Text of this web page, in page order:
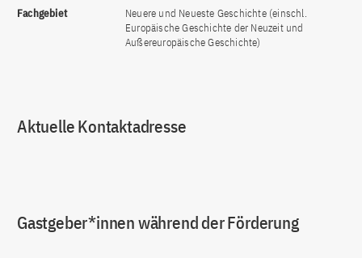
Fachgebiet
Neuere und Neueste Geschichte (einschl.
Europäische Geschichte der Neuzeit und
Außereuropäische Geschichte)
Aktuelle Kontaktadresse
Gastgeber*innen während der Förderung